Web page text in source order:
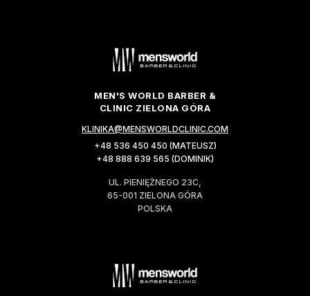
MEN'S WORLD BARBER &
CLINIC ZIELONA GÓRA
KLINIKA@MENSWORLDCLINIC.COM
+48 536 450 450 (MATEUSZ)
+48 888 639 565 (DOMINIK)
UL. PIENIĘŻNEGO 23C,
65-001 ZIELONA GÓRA
POLSKA